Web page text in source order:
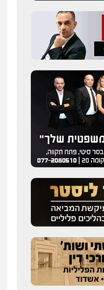
עורכי דין לענייני
וחקירות
מעצרים
צווארון לבן תעבורה
מעצרים וחקירות
מעצרים וחקירות